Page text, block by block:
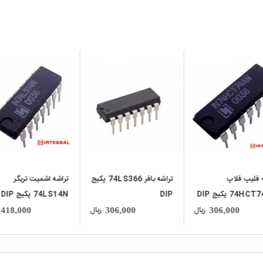
306,000 ریال
تراشه اشمیت تریگر
418,000 ریال
تراشه بافر
74HCT244AN پکیج
279,000